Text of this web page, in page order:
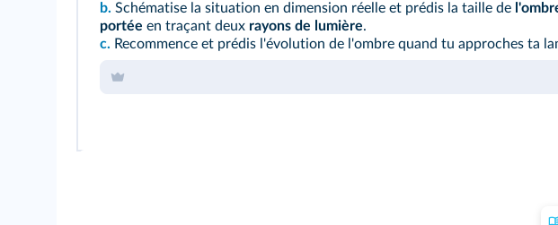
b. Schématise la situation en dimension réelle et prédis la taille de
portée en traçant deux rayons de lumière.
c. Recommence et prédis l'évolution de l'ombre quand tu approches ta